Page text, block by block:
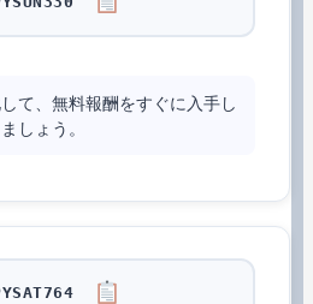
て、無料報酬をすぐに入手し
ましょう。